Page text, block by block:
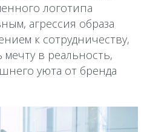
логотипа
агрессия образа
к сотрудничеству,
в реальность,
уюта от бренда